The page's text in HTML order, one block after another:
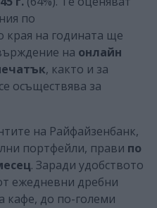
по
края на годината ще
на онлайн
, както и за
осъществява за
на Райфайзенбанк,
портфейли, прави по
. Заради удобството
ежедневни дребни
кафе, до по-големи